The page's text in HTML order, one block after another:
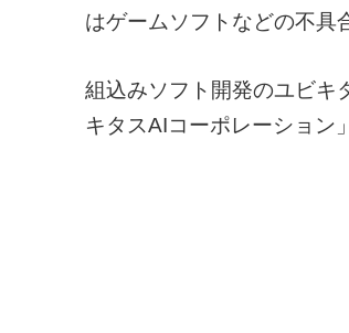
はゲームソフトなどの不具
組込みソフト開発のユビキ
キタスAIコーポレーション